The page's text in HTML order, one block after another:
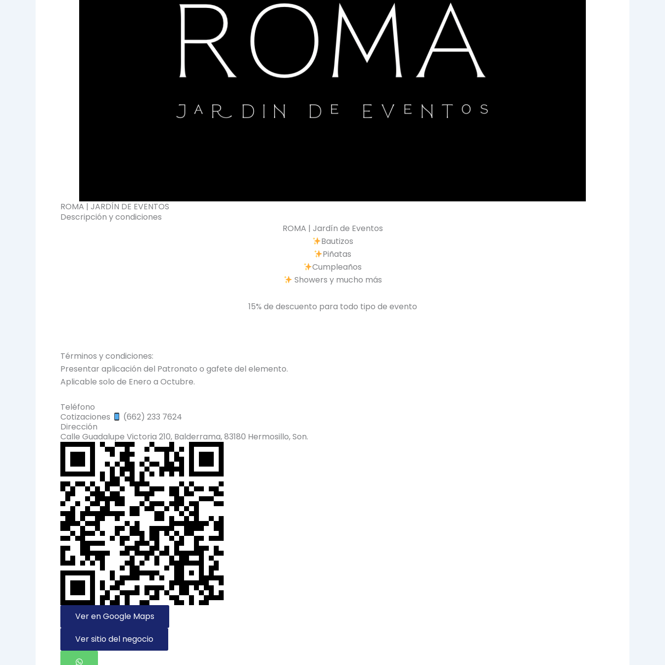
ROMA | JARDÍN DE EVENTOS
Descripción y condiciones
ROMA | Jardín de Eventos
Bautizos
Piñatas
Cumpleaños
Showers y mucho más
15% de descuento para todo tipo de evento
Términos y condiciones:
Presentar aplicación del Patronato o gafete del elemento.
Aplicable solo de Enero a Octubre.
Teléfono
Cotizaciones
(662) 233 7624
Dirección
Calle Guadalupe Victoria 210, Balderrama, 83180 Hermosillo, Son.
Ver en Google Maps
Ver sitio del negocio